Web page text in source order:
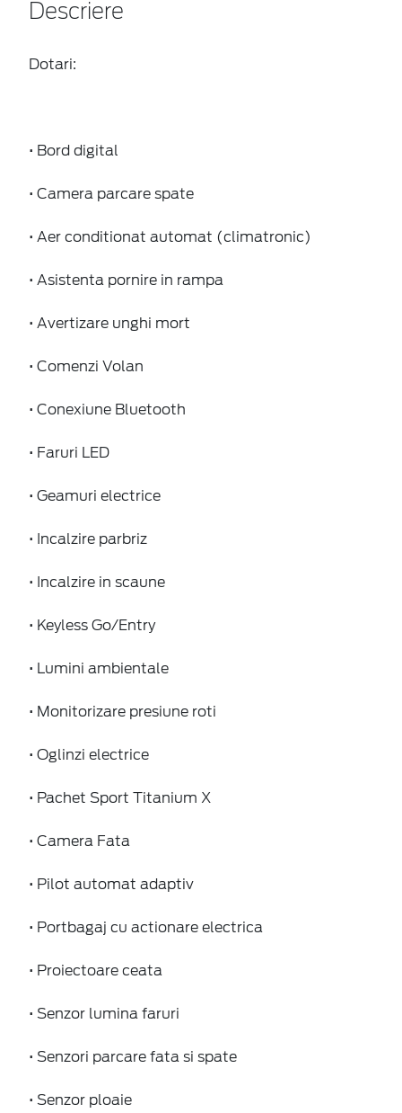
Descriere
Dotari:
• Bord digital
• Camera parcare spate
• Aer conditionat automat (climatronic)
• Asistenta pornire in rampa
• Avertizare unghi mort
• Comenzi Volan
• Conexiune Bluetooth
• Faruri LED
• Geamuri electrice
• Incalzire parbriz
• Incalzire in scaune
• Keyless Go/Entry
• Lumini ambientale
• Monitorizare presiune roti
• Oglinzi electrice
• Pachet Sport Titanium X
• Camera Fata
• Pilot automat adaptiv
• Portbagaj cu actionare electrica
• Proiectoare ceata
• Senzor lumina faruri
• Senzori parcare fata si spate
• Senzor ploaie